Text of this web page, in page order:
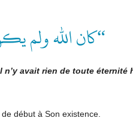
“كان الله ولم
avait rien de toute éternité
début à Son existence.